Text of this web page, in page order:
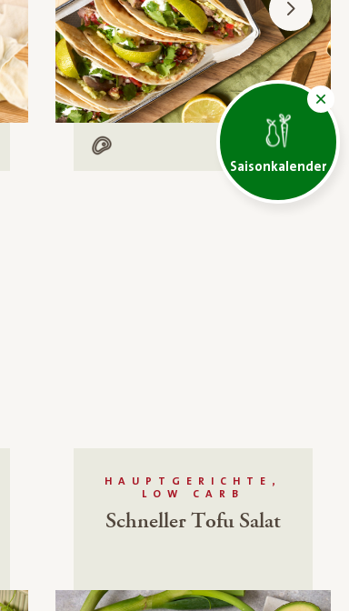
Saisonkalender
Mit Fleisch 54
HAUPTGERICHTE,
LOW CARB
Schneller Tofu Salat